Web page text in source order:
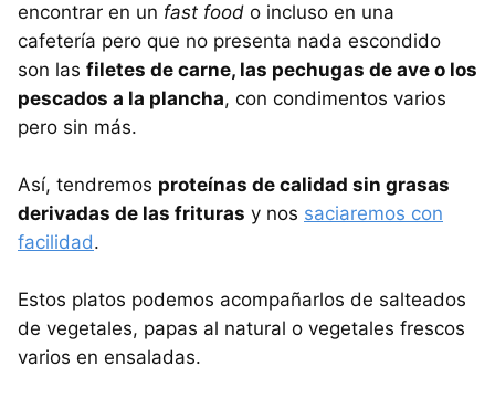
encontrar en un fast food o incluso en una
cafetería pero que no presenta nada escondido
son las filetes de carne, las pechugas de ave o los
pescados a la plancha, con condimentos varios
pero sin más.
Así, tendremos proteínas de calidad sin grasas
derivadas de las frituras y nos saciaremos con
facilidad.
Estos platos podemos acompañarlos de salteados
de vegetales, papas al natural o vegetales frescos
varios en ensaladas.